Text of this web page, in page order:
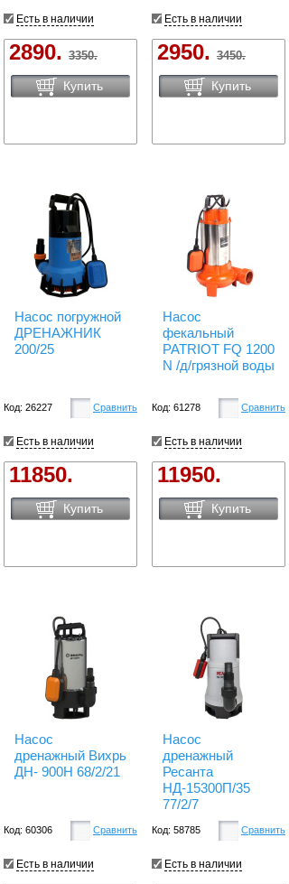
Есть в наличии
2890. 3350.
Купить
Есть в наличии
2950. 3450.
Купить
Насос погружной
ДРЕНАЖНИК
200/25
Код: 26227 Сравнить
Есть в наличии
11850.
Купить
Насос
фекальный
PATRIOT FQ 1200
N /д/грязной воды
Код: 61278 Сравнить
Есть в наличии
11950.
Купить
Насос
дренажный Вихрь
ДН- 900Н 68/2/21
Код: 60306 Сравнить
Есть в наличии
Насос
дренажный
Ресанта
НД-15300П/35
77/2/7
Код: 58785 Сравнить
Есть в наличии